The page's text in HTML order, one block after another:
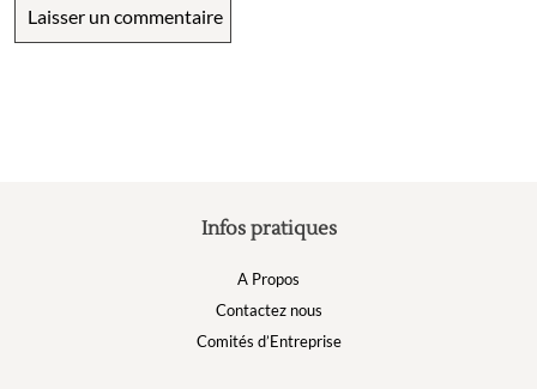
Infos pratiques
A Propos
Contactez nous
Comités d’Entreprise